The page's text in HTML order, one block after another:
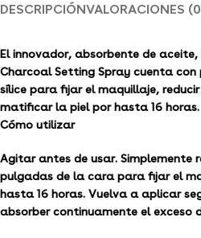
DESCRIPCIÓNVALORACIONES
El innovador, absorbente de
Charcoal Setting Spray cuenta
sílice para fijar el maquillaje,
matificar la piel por hasta 16 horas.
Cómo utilizar
Agitar antes de usar. Simplemente
pulgadas de la cara para fijar el
hasta 16 horas. Vuelva a aplicar
absorber continuamente el exceso